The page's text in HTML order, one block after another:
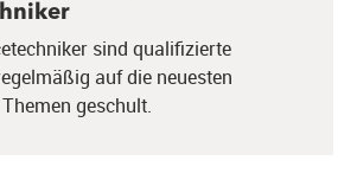
sind qualifizierte
auf die neuesten
geschult.